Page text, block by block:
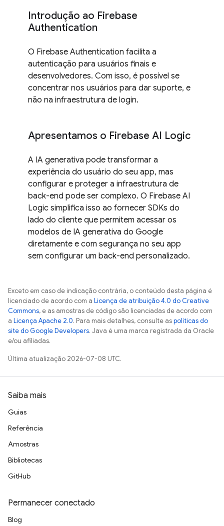
Introdução ao Firebase
Authentication
O Firebase Authentication facilita a
autenticação para usuários finais e
desenvolvedores. Com isso, é possível se
concentrar nos usuários para dar suporte, e
não na infraestrutura de login.
Apresentamos o Firebase AI Logic
A IA generativa pode transformar a
experiência do usuário do seu app, mas
configurar e proteger a infraestrutura de
back-end pode ser complexo. O Firebase AI
Logic simplifica isso ao fornecer SDKs do
lado do cliente que permitem acessar os
modelos de IA generativa do Google
diretamente e com segurança no seu app
sem configurar um back-end personalizado.
Exceto em caso de indicação contrária, o conteúdo desta página é
licenciado de acordo com a Licença de atribuição 4.0 do Creative
Commons, e as amostras de código são licenciadas de acordo com
a Licença Apache 2.0. Para mais detalhes, consulte aspolíticas do
site do Google Developers. Java é uma marca registrada da Oracle
e/ou afiliadas.
Última atualização 2026-07-08 UTC.
Saiba mais
Guias
Referência
Amostras
Bibliotecas
GitHub
Permanecer conectado
Blog